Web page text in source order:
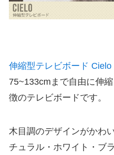
伸縮型テレビボード Cielo
75~133cmまで自由に伸
徴のテレビボードです。
木目調のデザインがかわ
チュラル・ホワイト・ブ